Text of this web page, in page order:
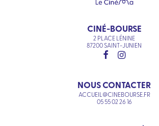
CINÉ-BOURSE
2 PLACE LÉNINE
87200 SAINT-JUNIEN
NOUS CONTACTER
ACCUEIL@CINEBOURSE.FR
05 55 02 26 16